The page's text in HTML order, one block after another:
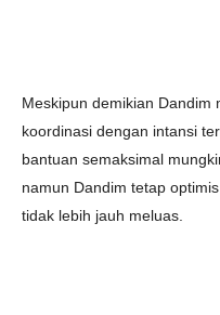
Meskipun demikian Dandim
koordinasi dengan intansi
bantuan semaksimal
namun Dandim tetap
tidak lebih jauh meluas.